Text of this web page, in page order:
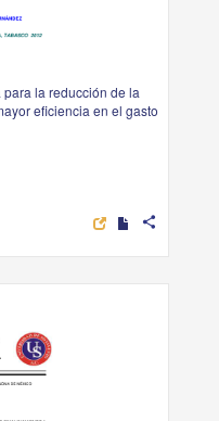
la reducción de la
eficiencia en el gasto
share